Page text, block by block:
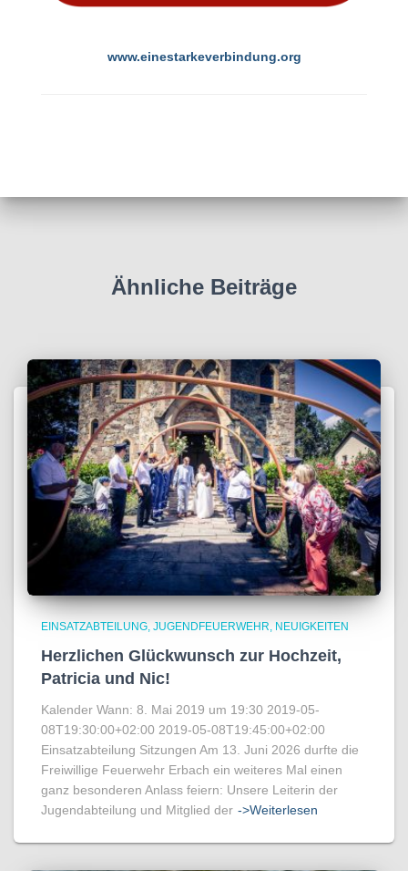
www.einestarkeverbindung.org
Ähnliche Beiträge
EINSATZABTEILUNG JUGENDFEUERWEHR NEUIGKEITEN
Herzlichen Glückwunsch zur Hochzeit,
Patricia und Nic!
Kalender Wann: 8. Mai 2019 um 19:30 2019-05-
08T19:30:00+02:00 2019-05-08T19:45:00+02:00
Einsatzabteilung Sitzungen Am 13. Juni 2026 durfte die
Freiwillige Feuerwehr Erbach ein weiteres Mal einen
ganz besonderen Anlass feiern: Unsere Leiterin der
Jugendabteilung und Mitglied der ->Weiterlesen